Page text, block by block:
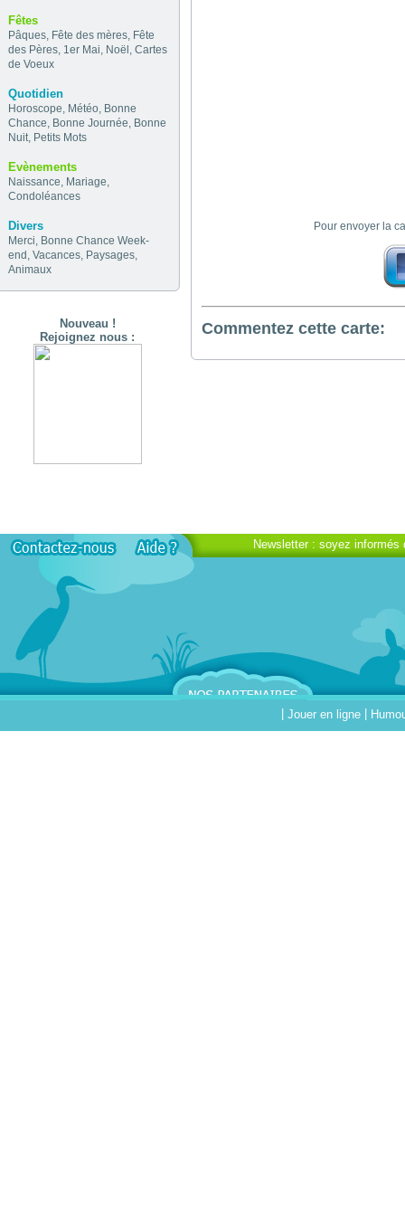
Fêtes
Pâques, Fête des mères, Fête
des Pères, 1er Mai, Noël , Cartes
de Voeux
Quotidien
Horoscope, Météo, Bonne
Chance, Bonne Journée, Bonne
Nuit, Petits Mots
Evènements
Naissance, Mariage,
Condoléances
Divers
Merci, Bonne Chance Week-
end , Vacances, Paysages,
Animaux
Nouveau !
Rejoignez nous :
Pour envoyer la
Commentez cette carte:
Newsletter : soyez
|Jouer en ligne